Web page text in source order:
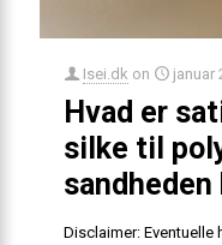
Isei.dk on januar
Hvad er
silke til
Disclaimer: Eventuelle